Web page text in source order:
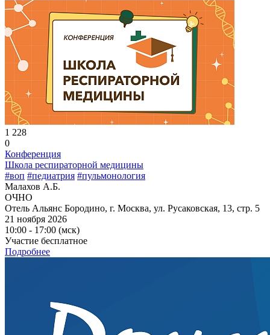
1 228
0
Конференция
Школа респираторной медицины
#воп #педиатрия #пульмонология
Малахов А.Б.
ОЧНО
Отель Альянс Бородино, г. Москва, ул. Русаковская, 13, стр. 5
21 ноября 2026
10:00 - 17:00 (мск)
Участие бесплатное
Подробнее